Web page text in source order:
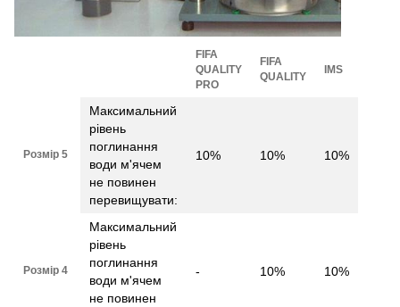
FIFA
QUALITY
PRO
FIFA
QUALITY
IMS
Розмір 5
Максимальний
рівень
поглинання
води м'ячем
не повинен
перевищувати:
10% 10% 10%
Розмір 4
Максимальний
рівень
поглинання
води м'ячем
не повинен
- 10% 10%